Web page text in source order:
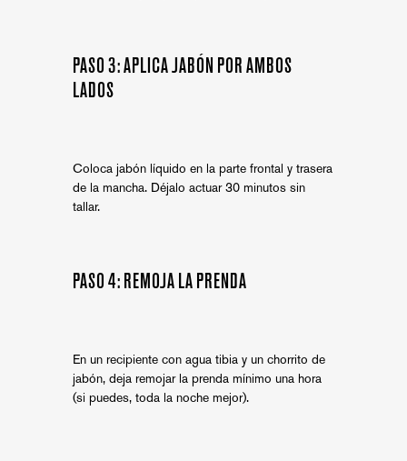
PASO 3: APLICA JABÓN POR AMBOS
LADOS
Coloca jabón líquido en la parte frontal y trasera
de la mancha. Déjalo actuar 30 minutos sin
tallar.
PASO 4: REMOJA LA PRENDA
En un recipiente con agua tibia y un chorrito de
jabón, deja remojar la prenda mínimo una hora
(si puedes, toda la noche mejor).